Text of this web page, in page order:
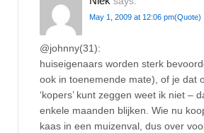
May 1, 2009 at 12:06 pm(Quote)
@johnny(31):
huiseigenaars worden sterk
ook in toenemende mate), of je dat
‘kopers’ kunt zeggen weet ik niet –
enkele maanden blijken. Wie nu
kaas in een muizenval, dus over